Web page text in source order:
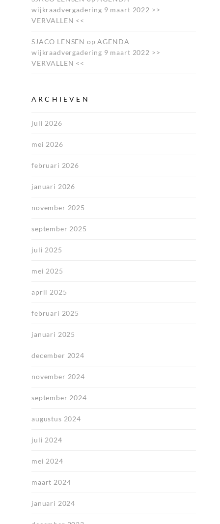
wijkraadvergadering 9 maart 2022 >>
VERVALLEN <<
SJACO LENSEN opAGENDA
wijkraadvergadering 9 maart 2022 >>
VERVALLEN <<
ARCHIEVEN
juli 2026
mei 2026
februari 2026
januari 2026
november 2025
september 2025
juli 2025
mei 2025
april 2025
februari 2025
januari 2025
december 2024
november 2024
september 2024
augustus 2024
juli 2024
mei 2024
maart 2024
januari 2024